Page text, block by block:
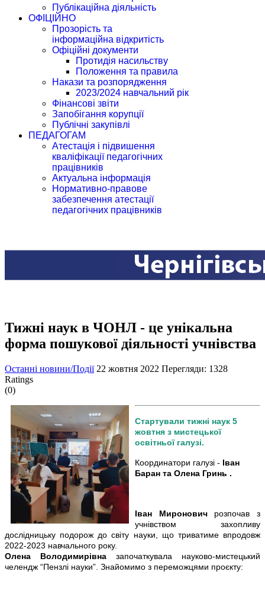
Публікаційна діяльність
ОФІЦІЙНО
Прозорість та
інформаційна відкритість
Офіційні документи
Протидія насильству
Положення та правила
Накази та розпорядження
2023/2024 навчальний рік
Фінансові звіти
Запобігання корупції
Публічні закупівлі
ПЕДАГОГАМ
Атестація і підвишення
кваліфікації педагогічних
працівників
Актуальна інформація
Нормативно-правове
забезпечення атестації
педагогічних працівників
Тижні наук в ЧОНЛ - це унікальна
форма пошукової діяльності учнівства
Останні новини/Події 22 жовтня 2022 Перегляди: 1328
Ratings
(0)
Стартували тижні наук 5
жовтня з мистецької
освітньої галузі.
Координатори галузі - Іван
Баран та Олена Гринь .
Іван Мироновичрозпочав з
учнівством захопливу
дослідницьку подорож до світу науки, що триватиме впродовж
2022-2023 навчального року.
Олена Володимирівна започаткувала науково-мистецький
челендж “Пензлі науки”. Знайомимо з переможцями проєкту: